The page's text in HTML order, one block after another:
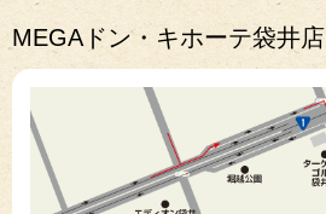
MEGAドン・キホーテ袋井店